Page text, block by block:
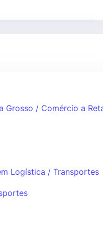
Grosso / Comércio a
Logística / Transportes